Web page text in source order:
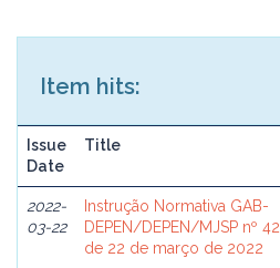
Item hits:
Issue
Date
Title
2022-
03-22
Instrução Normativa GAB-
DEPEN/DEPEN/MJSP nº 42,
de 22 de março de 2022